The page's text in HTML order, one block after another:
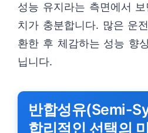
성능 유지라는 측면에서
치가 충분합니다. 많은 운
환한 후 체감하는 성능 향
닙니다.
반합성유(Semi-
합리적인 선택의